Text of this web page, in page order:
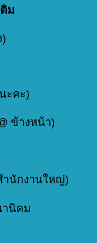
ม
ะคะ)
ข้างหน้า)
ำนักงานใหญ่)
านิคม